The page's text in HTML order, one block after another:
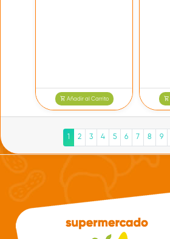
Añadir al Carrito
1 2 3 4 5 6 7 8 9